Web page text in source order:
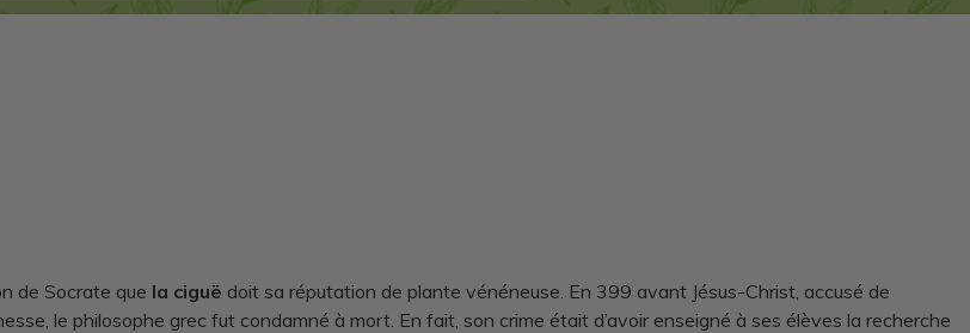
de Socrate que la ciguë doit sa réputation de plante vénéneuse. En 399 avant Jésus-Christ, accusé de
le philosophe grec fut condamné à mort. En fait, son crime était d’avoir enseigné à ses élèves la recherche